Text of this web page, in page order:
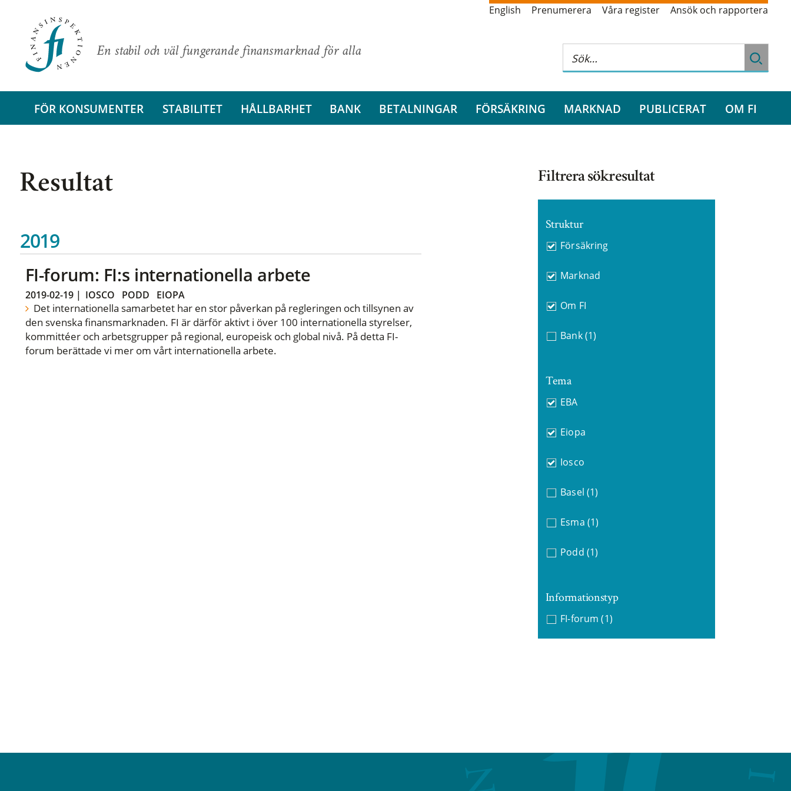
En stabil och väl fungerande finansmarknad för alla
English Prenumerera Våra register Ansök och rapportera
FÖR KONSUMENTER STABILITET HÅLLBARHET BANK BETALNINGAR FÖRSÄKRING MARKNAD PUBLICERAT OM FI
Resultat
2019
FI-forum: FI:s internationella arbete
2019-02-19| IOSCO PODD EIOPA
Det internationella samarbetet har en stor påverkan på regleringen och tillsynen av
den svenska finansmarknaden. FI är därför aktivt i över 100 internationella styrelser,
kommittéer och arbetsgrupper på regional, europeisk och global nivå. På detta FI-
forum berättade vi mer om vårt internationella arbete.
Filtrera sökresultat
Struktur
Försäkring
Marknad
Om FI
Bank (1)
Tema
EBA
Eiopa
Iosco
Basel (1)
Esma (1)
Podd (1)
Informationstyp
FI-forum (1)